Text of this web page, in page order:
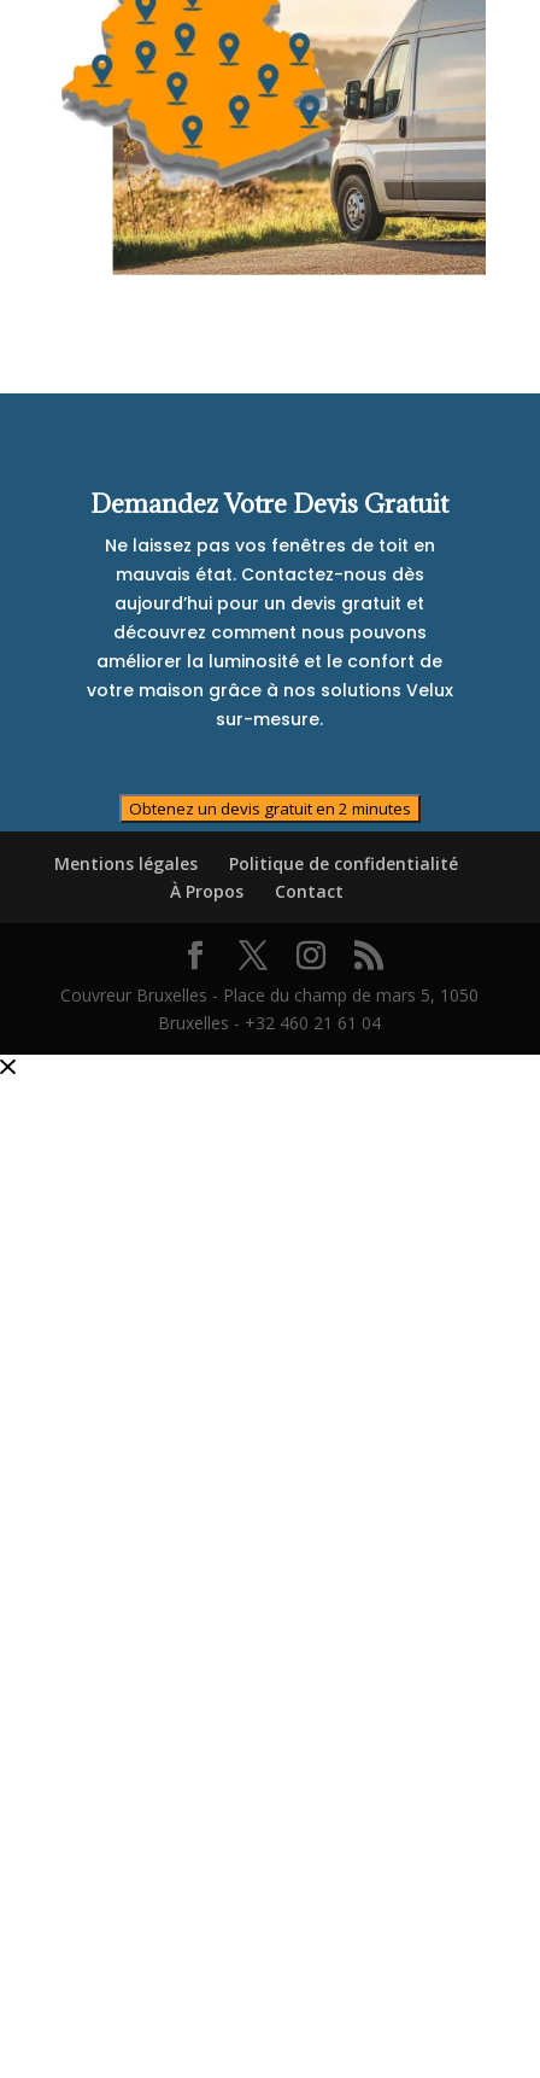
Demandez Votre Devis Gratuit
Ne laissez pas vos fenêtres de toit en
mauvais état. Contactez-nous dès
aujourd’hui pour un devis gratuit et
découvrez comment nous pouvons
améliorer la luminosité et le confort de
votre maison grâce à nos solutions Velux
sur-mesure.
Obtenez un devis gratuit en 2 minutes
Mentions légales
Politique de confidentialité
À Propos
Contact
Couvreur Bruxelles - Place du champ de mars 5, 1050
Bruxelles - +32 460 21 61 04